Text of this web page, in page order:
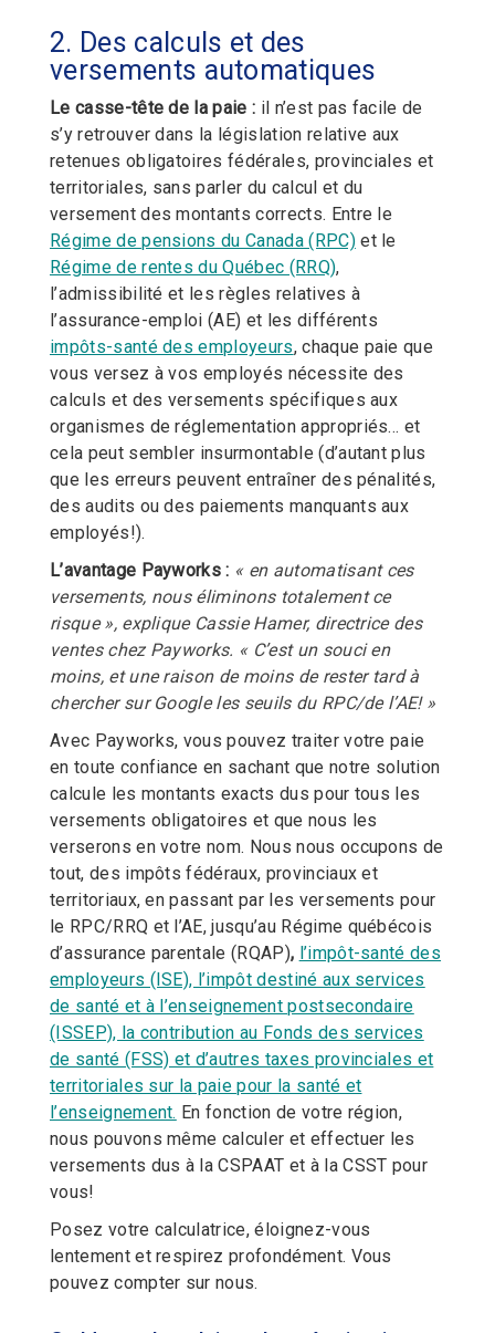
2. Des calculs et des
versements automatiques
Le casse-tête de la paie : il n’est pas facile de
s’y retrouver dans la législation relative aux
retenues obligatoires fédérales, provinciales et
territoriales, sans parler du calcul et du
versement des montants corrects. Entre le
Régime de pensions du Canada (RPC)et le
Régime de rentes du Québec (RRQ),
l’admissibilité et les règles relatives à
l’assurance-emploi (AE) et les différents
impôts-santé des employeurs, chaque paie que
vous versez à vos employés nécessite des
calculs et des versements spécifiques aux
organismes de réglementation appropriés… et
cela peut sembler insurmontable (d’autant plus
que les erreurs peuvent entraîner des pénalités,
des audits ou des paiements manquants aux
employés!).
L’avantage Payworks : « en automatisant ces
versements, nous éliminons totalement ce
risque », explique Cassie Hamer, directrice des
ventes chez Payworks. « C’est un souci en
moins, et une raison de moins de rester tard à
chercher sur Google les seuils du RPC/de l’AE! »
Avec Payworks, vous pouvez traiter votre paie
en toute confiance en sachant que notre solution
calcule les montants exacts dus pour tous les
versements obligatoires et que nous les
verserons en votre nom. Nous nous occupons de
tout, des impôts fédéraux, provinciaux et
territoriaux, en passant par les versements pour
le RPC/RRQ et l’AE, jusqu’au Régime québécois
d’assurance parentale (RQAP), l’impôt-santé des
employeurs (ISE), l’impôt destiné aux services
de santé et à l’enseignement postsecondaire
(ISSEP), la contribution au Fonds des services
de santé (FSS) et d’autres taxes provinciales et
territoriales sur la paie pour la santé et
l’enseignement. En fonction de votre région,
nous pouvons même calculer et effectuer les
versements dus à la CSPAAT et à la CSST pour
vous!
Posez votre calculatrice, éloignez-vous
lentement et respirez profondément. Vous
pouvez compter sur nous.